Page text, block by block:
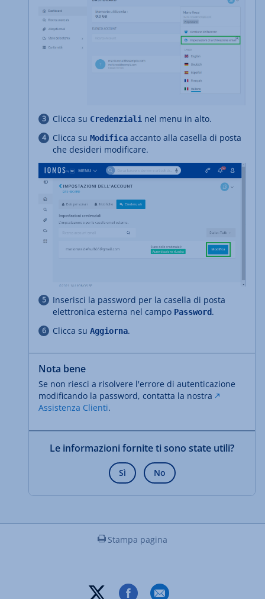
Clicca su Credenziali nel menu in alto.
Clicca su Modifica accanto alla casella di posta
che desideri modificare.
Inserisci la password per la casella di posta
elettronica esterna nel campo Password.
Clicca su Aggiorna.
Nota bene
Se non riesci a risolvere l'errore di autenticazione
modificando la password, contatta la nostra
Assistenza Clienti.
Le informazioni fornite ti sono state utili?
Sì No
Stampa pagina